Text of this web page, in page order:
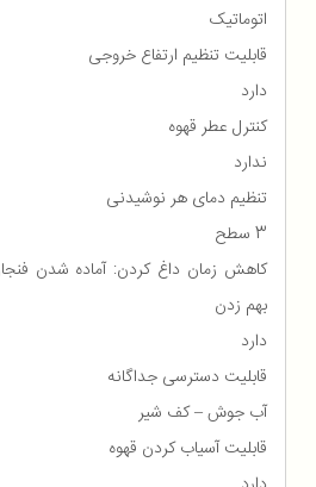
اتوماتیک
قابلیت تنظیم ارتفاع خروجی
دارد
کنترل عطر قهوه
ندارد
تنظیم دمای هر نوشیدنی
3 سطح
کاهش زمان داغ کردن: آماده شدن
بهم زدن
دارد
قابلیت دسترسی جداگانه
آب جوش – کف شیر
قابلیت آسیاب کردن قهوه